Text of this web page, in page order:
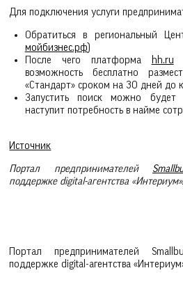
Для подключения услуги
Обратиться в региональный
мойбизнес.рф)
После чего платформа
hh.ru
возможность бесплатно
«Стандарт» сроком на 30 дней до
Запустить поиск можно
наступит потребность в найме
Источник
Портал предпринимателей
поддержке digital-агентства «Интериум».
Портал предпринимателей
поддержке digital-агентства